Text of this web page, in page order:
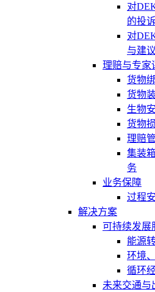
对
的投
对
与建议
理赔与专家
货物
货物
生物
货物
理赔
集装
务
业务保障
过程
解决方案
可持续发展
能源
环境
循环
未来交通与